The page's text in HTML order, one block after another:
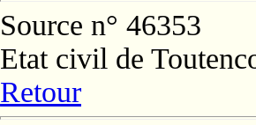
Source n° 46353
Etat civil de
Retour